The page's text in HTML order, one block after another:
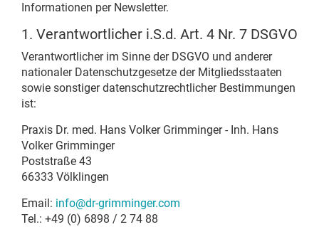
Informationen per Newsletter.
1. Verantwortlicher i.S.d. Art. 4 Nr. 7 DSGVO
Verantwortlicher im Sinne der DSGVO und anderer
nationaler Datenschutzgesetze der Mitgliedsstaaten
sowie sonstiger datenschutzrechtlicher Bestimmungen
ist:
Praxis Dr. med. Hans Volker Grimminger - Inh. Hans
Volker Grimminger
Poststraße 43
66333 Völklingen
Email: info@dr-grimminger.com
Tel.: +49 (0) 6898 / 2 74 88